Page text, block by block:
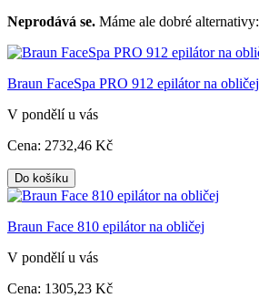
Neprodává se. Máme ale dobré alternativy:
Braun FaceSpa PRO 912 epilátor na obličej
V pondělí u vás
Cena: 2732,46 Kč
Do košíku
Braun Face 810 epilátor na obličej
V pondělí u vás
Cena: 1305,23 Kč